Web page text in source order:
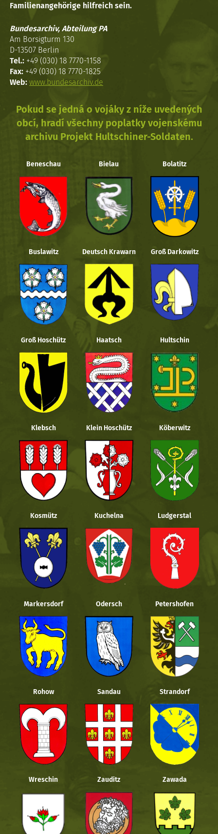
Familienangehörige hilfreich sein.
Bundesarchiv, Abteilung PA
Am Borsigturm 130
D-13507 Berlin
Tel.: +49 (030) 18 7770-1158
Fax: +49 (030) 18 7770-1825
Web: www.bundesarchiv.de
Pokud se jedná o vojáky z níže uvedených
obcí, hradí všechny poplatky vojenskému
archivu Projekt Hultschiner-Soldaten.
Beneschau Bielau Bolatitz
Buslawitz Deutsch Krawarn Groß Darkowitz
Groß Hoschütz Haatsch Hultschin
Klebsch Klein Hoschütz Köberwitz
Kosmütz Kuchelna Ludgerstal
Markersdorf Odersch Petershofen
Rohow Sandau Strandorf
Wreschin Zauditz Zawada